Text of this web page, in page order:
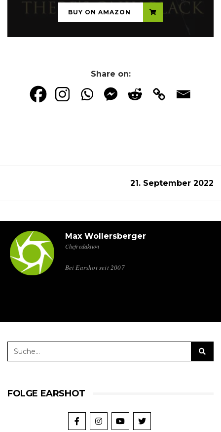
BUY ON AMAZON
Share on:
21. September 2022
Max Wollersberger
Chefredaktion
Bei Earshot seit 2007
FOLGE EARSHOT